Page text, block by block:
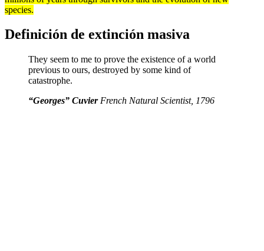
species.
Definición de extinción masiva
They seem to me to prove the existence of a world
previous to ours, destroyed by some kind of
catastrophe.
“Georges” CuvierFrench Natural Scientist, 1796